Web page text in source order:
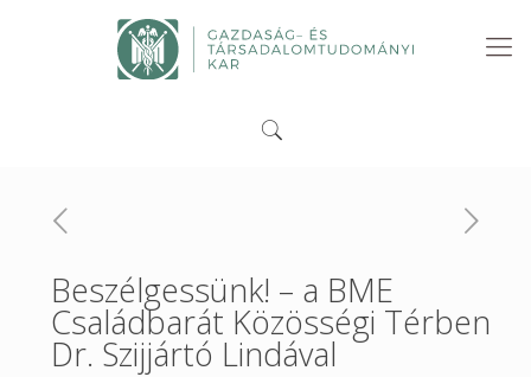
Beszélgessünk! – a BME
Családbarát Közösségi Térben
Dr. Szijjártó Lindával